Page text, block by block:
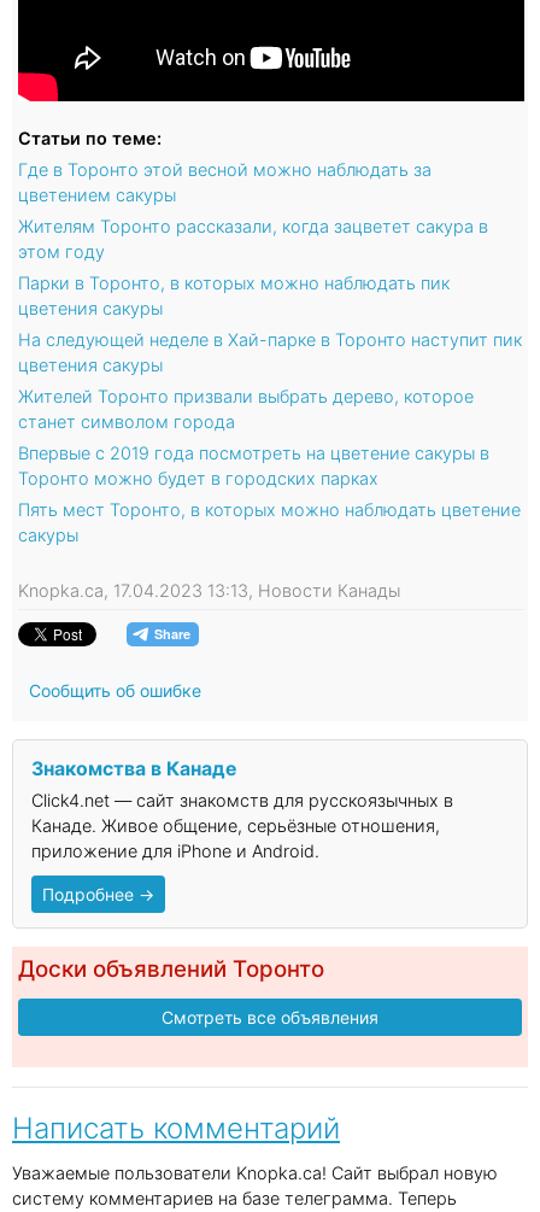
Статьи по теме:
Где в Торонто этой весной можно наблюдать за
цветением сакуры
Жителям Торонто рассказали, когда зацветет сакура в
этом году
Парки в Торонто, в которых можно наблюдать пик
цветения сакуры
На следующей неделе в Хай-парке в Торонто наступит пик
цветения сакуры
Жителей Торонто призвали выбрать дерево, которое
станет символом города
Впервые с 2019 года посмотреть на цветение сакуры в
Торонто можно будет в городских парках
Пять мест Торонто, в которых можно наблюдать цветение
сакуры
Knopka.ca, 17.04.2023 13:13, Новости Канады
Сообщить об ошибке
Знакомства в Канаде
Click4.net — сайт знакомств для русскоязычных в
Канаде. Живое общение, серьёзные отношения,
приложение для iPhone и Android.
Подробнее →
Доски объявлений Торонто
Смотреть все объявления
Написать комментарий
Уважаемые пользователи Knopka.ca! Сайт выбрал новую
систему комментариев на базе телеграмма. Теперь